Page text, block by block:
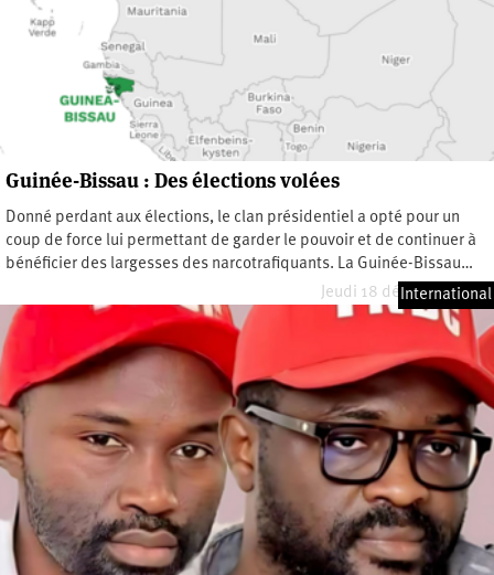
Guinée-Bissau : Des élections volées
Donné perdant aux élections, le clan présidentiel a opté pour un
coup de force lui permettant de garder le pouvoir et de continuer à
bénéficier des largesses des narcotrafiquants. La Guinée-Bissau…
Jeudi 18 décembre 2025
International